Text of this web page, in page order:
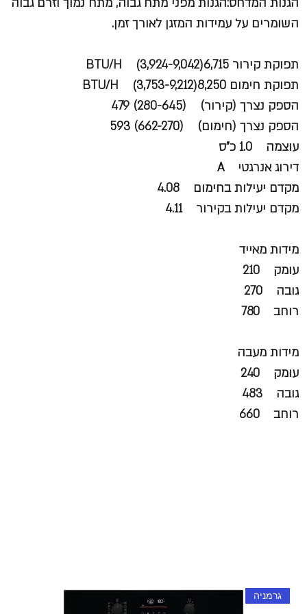
השומרים על עמידות המזגן לאורך זמן.
תפוקת קירור BTU/H (3,924-9,042)6,715
תפוקת חימום BTU/H (3,753-9,212)8,250
הספק נצרך (קירור) (280-645) 479
הספק נצרך (חימום) (662-270) 593
עוצמה 1.0 כ"ס
דירוג אנרגטי A
מקדם יעילות בחימום 4.08
מקדם יעילות בקירור 4.11
מידות מאייד
עומק 210
גובה 270
רוחב 780
מידות מעבה
עומק 240
גובה 483
רוחב 660
גרמניה